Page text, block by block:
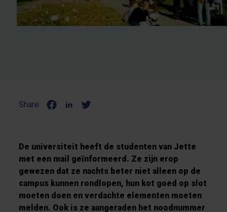
Share:
De universiteit heeft de studenten van Jette
met een mail geïnformeerd. Ze zijn erop
gewezen dat ze nachts beter niet alleen op de
campus kunnen rondlopen, hun kot goed op slot
moeten doen en verdachte elementen moeten
melden. Ook is ze aangeraden het noodnummer